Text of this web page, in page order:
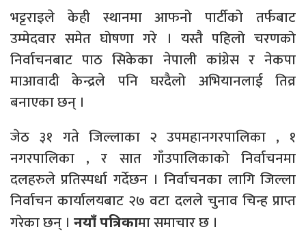
भट्टराइले केही स्थानमा आफनो पार्टीको तर्फबाट
उम्मेदवार समेत घोषणा गरे । यस्तै पहिलो चरणको
निर्वाचनबाट पाठ सिकेका नेपाली कांग्रेस र नेकपा
माआवादी केन्द्रले पनि घरदैलो अभियानलाई तिव्र
बनाएका छन् ।
जेठ ३१ गते जिल्लाका २ उपमहानगरपालिका , १
नगरपालिका , र सात गाँउपालिकाको निर्वाचनमा
दलहरुले प्रतिस्पर्धा गर्देछन । निर्वाचनका लागि जिल्ला
निर्वाचन कार्यालयबाट २७ वटा दलले चुनाव चिन्ह प्राप्त
गरेका छन् । नयाँ पत्रिकामा समाचार छ ।